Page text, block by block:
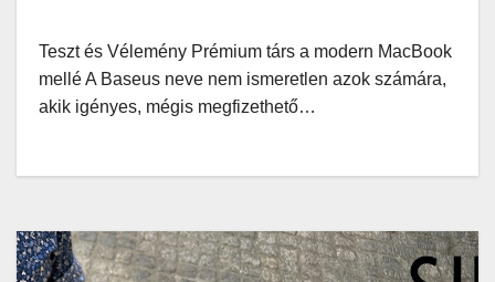
Teszt és Vélemény Prémium társ a modern MacBook
mellé A Baseus neve nem ismeretlen azok számára,
akik igényes, mégis megfizethető…